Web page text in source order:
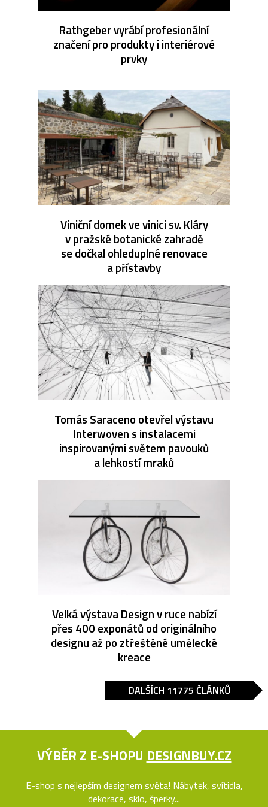
Rathgeber vyrábí profesionální
značení pro produkty i interiérové
prvky
Viniční domek ve vinici sv. Kláry
v pražské botanické zahradě
se dočkal ohleduplné renovace
a přístavby
Tomás Saraceno otevřel výstavu
Interwoven s instalacemi
inspirovanými světem pavouků
a lehkostí mraků
Velká výstava Design v ruce nabízí
přes 400 exponátů od originálního
designu až po ztřeštěné umělecké
kreace
DALŠÍCH 11775 ČLÁNKŮ
VÝBĚR Z E-SHOPU DESIGNBUY.CZ
E-shop s nejlepším designem světa! Nábytek, svítidla,
dekorace, sklo, šperky...